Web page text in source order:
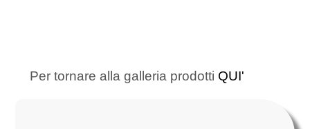
Per tornare alla galleria prodotti QUI'